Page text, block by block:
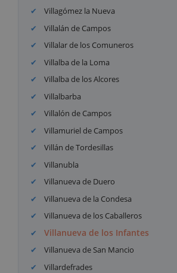
Villagómez la Nueva
Villalán de Campos
Villalar de los Comuneros
Villalba de la Loma
Villalba de los Alcores
Villalbarba
Villalón de Campos
Villamuriel de Campos
Villán de Tordesillas
Villanubla
Villanueva de Duero
Villanueva de la Condesa
Villanueva de los Caballeros
Villanueva de los Infantes
Villanueva de San Mancio
Villardefrades